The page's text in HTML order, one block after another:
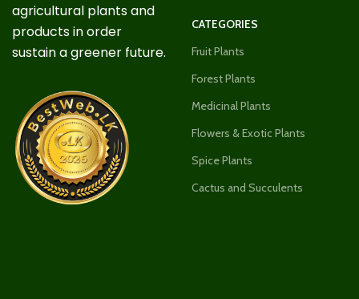
agricultural plants and
products in order
sustain a greener future.
CATEGORIES
Fruit Plants
Forest Plants
Medicinal Plants
Flowers & Exotic Plants
Spice Plants
Cactus and Succulents